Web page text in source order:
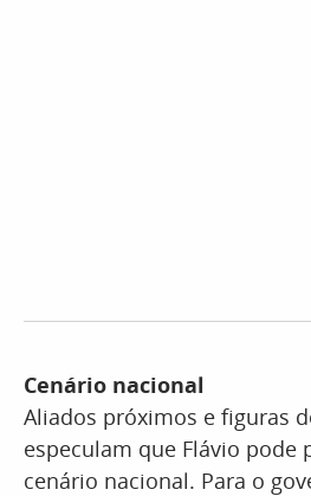
Cenário nacional
Aliados próximos e figuras
especulam que Flávio pode
cenário nacional. Para o